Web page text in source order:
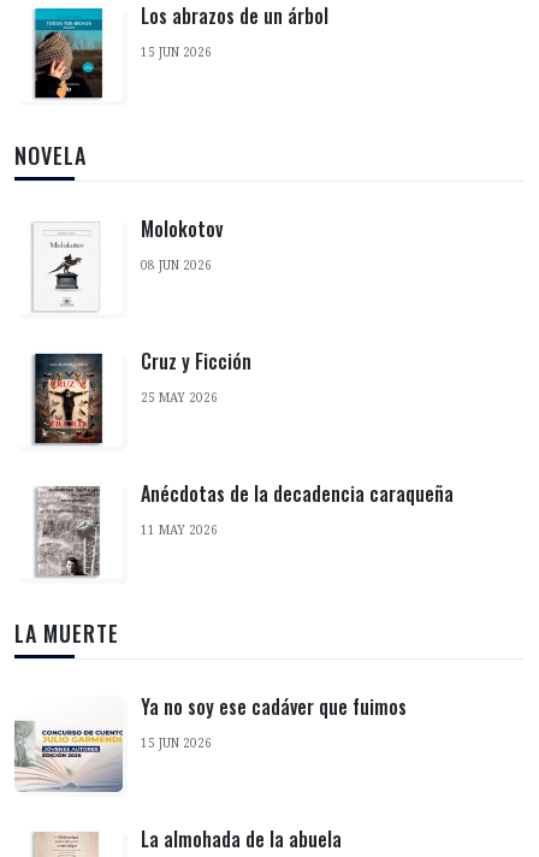
Los abrazos de un árbol
15 JUN 2026
NOVELA
Molokotov
08 JUN 2026
Cruz y Ficción
25 MAY 2026
Anécdotas de la decadencia caraqueña
11 MAY 2026
LA MUERTE
Ya no soy ese cadáver que fuimos
15 JUN 2026
La almohada de la abuela